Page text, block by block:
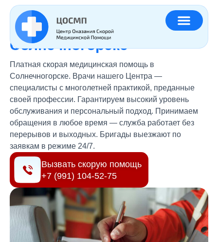
Главная »Регионы Платная скорая помощь Солнечногорск
Платная скорая помощьв
Солнечногорске
Платная скорая медицинская помощь в
Солнечногорске. Врачи нашего Центра —
специалисты с многолетней практикой, преданные
своей профессии. Гарантируем высокий уровень
обслуживания и персональный подход. Принимаем
обращения в любое время — служба работает без
перерывов и выходных. Бригады выезжают по
заявкам в режиме 24/7.
Вызвать скорую помощь
+7 (991) 104-52-75